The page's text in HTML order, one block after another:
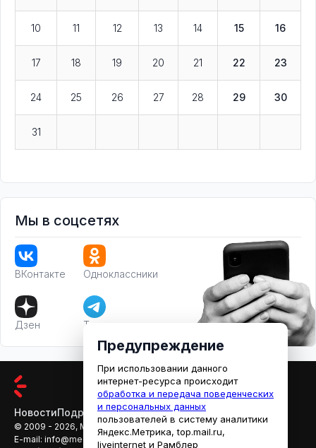
10 11 12 13 14 15 16
17 18 19 20 21 22 23
24 25 26 27 28 29 30
31
Мы в соцсетях
ВКонтакте Одноклассники
Дзен Телеграм
НовостиПодробностиАфишаКино
© 2009 - 2026, МЕДИАРЯЗАНЬ
E-mail: info@mediaryazan.ru,reklama@mediaryazan.ru
Предупреждение
При использовании данного
интернет-ресурса происходит
обработка и передача поведенческих
и персональных данных
пользователей в систему аналитики
Яндекс.Метрика, top.mail.ru,
liveinternet и Рамблер